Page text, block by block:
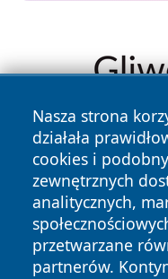
Nasza strona
działała
cookies i
zewnętrznych
analitycznych,
przetwarzane
partnerów.
Copyright © 2026
zastrzeżone.